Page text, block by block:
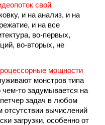
свой
и на анализ, и на
и на все
во-первых,
во-вторых, не
мощности
монстров типа
то задумывается на
задач в любом
вычислений
загрузки, особенно от